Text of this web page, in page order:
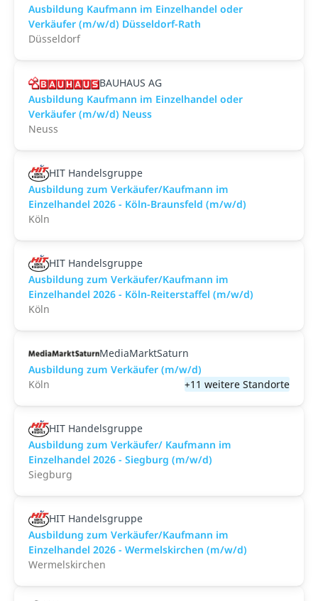
Ausbildung Kaufmann im Einzelhandel oder
Verkäufer (m/w/d) Düsseldorf-Rath
Düsseldorf
BAUHAUS AG
Ausbildung Kaufmann im Einzelhandel oder
Verkäufer (m/w/d) Neuss
Neuss
HIT Handelsgruppe
Ausbildung zum Verkäufer/Kaufmann im
Einzelhandel 2026 - Köln-Braunsfeld (m/w/d)
Köln
HIT Handelsgruppe
Ausbildung zum Verkäufer/Kaufmann im
Einzelhandel 2026 - Köln-Reiterstaffel (m/w/d)
Köln
MediaMarktSaturn
Ausbildung zum Verkäufer (m/w/d)
Köln
+11 weitere Standorte
HIT Handelsgruppe
Ausbildung zum Verkäufer/ Kaufmann im
Einzelhandel 2026 - Siegburg (m/w/d)
Siegburg
HIT Handelsgruppe
Ausbildung zum Verkäufer/Kaufmann im
Einzelhandel 2026 - Wermelskirchen (m/w/d)
Wermelskirchen